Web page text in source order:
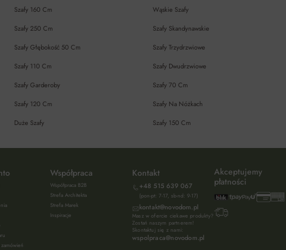
Szafy 160 Cm Wąskie Szafy
Szafy 250 Cm Szafy Skandynawskie
Szafy Głębokość 50 Cm Szafy Trzydrzwiowe
Szafy 110 Cm Szafy Dwudrzwiowe
Szafy Garderoby Szafy 70 Cm
Szafy 120 Cm Szafy Na Nóżkach
Duże Szafy Szafy 150 Cm
Współpraca
Współpraca B2B
Strefa Architekta
Strefa Marek
Inspiracje
Kontakt
+48 515 639 067
(pon-pt: 7-17, sb-nd: 9-17)
kontakt@novodom.pl
Masz w ofercie ciekawe produkty?
Zostań naszym partnerem!
Skontaktuj się z nami:
wspolpraca@novodom.pl
Akceptujemy
płatności